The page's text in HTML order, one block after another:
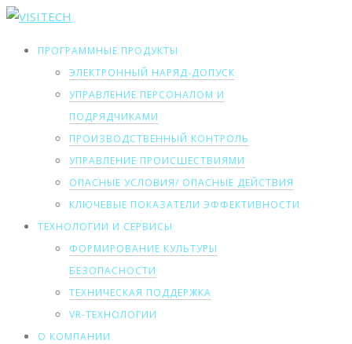
ПРОГРАММНЫЕ ПРОДУКТЫ
ЭЛЕКТРОННЫЙ НАРЯД-ДОПУСК
УПРАВЛЕНИЕ ПЕРСОНАЛОМ И
ПОДРЯДЧИКАМИ
ПРОИЗВОДСТВЕННЫЙ КОНТРОЛЬ
УПРАВЛЕНИЕ ПРОИСШЕСТВИЯМИ
ОПАСНЫЕ УСЛОВИЯ/ ОПАСНЫЕ ДЕЙСТВИЯ
КЛЮЧЕВЫЕ ПОКАЗАТЕЛИ ЭФФЕКТИВНОСТИ
ТЕХНОЛОГИИ И СЕРВИСЫ
ФОРМИРОВАНИЕ КУЛЬТУРЫ
БЕЗОПАСНОСТИ
ТЕХНИЧЕСКАЯ ПОДДЕРЖКА
VR-ТЕХНОЛОГИИ
О КОМПАНИИ